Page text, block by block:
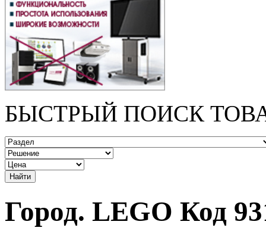
БЫСТРЫЙ ПОИСК
Город. LEGO Код